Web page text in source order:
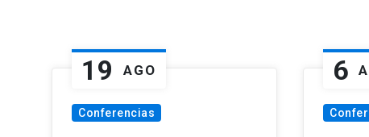
19 AGO
Conferencias
6